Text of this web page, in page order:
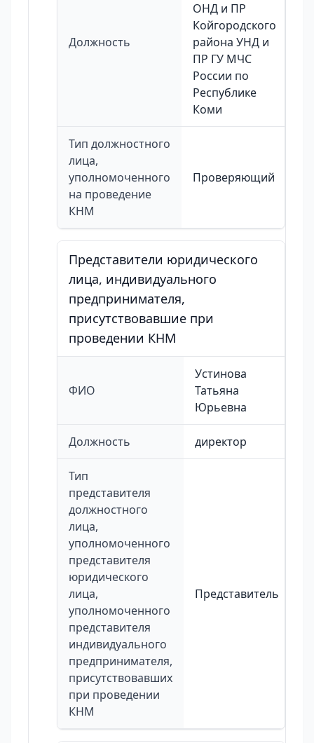
Должность
ОНД и ПР
Койгородского
района УНД и
ПР ГУ МЧС
России по
Республике
Коми
Тип должностного
лица,
уполномоченного
на проведение
КНМ
Проверяющий
Представители юридического
лица, индивидуального
предпринимателя,
присутствовавшие при
проведении КНМ
ФИО
Устинова
Татьяна
Юрьевна
Должность директор
Тип
представителя
должностного
лица,
уполномоченного
представителя
юридического
лица,
уполномоченного
представителя
индивидуального
предпринимателя,
присутствовавших
при проведении
КНМ
Представитель